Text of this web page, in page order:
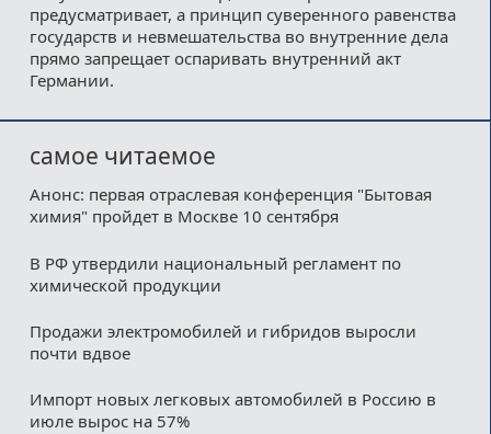
предусматривает, а принцип суверенного равенства
государств и невмешательства во внутренние дела
прямо запрещает оспаривать внутренний акт
Германии.
самое читаемое
Анонс: первая отраслевая конференция "Бытовая
химия" пройдет в Москве 10 сентября
В РФ утвердили национальный регламент по
химической продукции
Продажи электромобилей и гибридов выросли
почти вдвое
Импорт новых легковых автомобилей в Россию в
июле вырос на 57%